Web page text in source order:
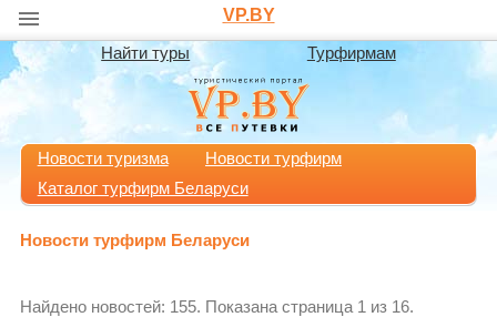
VP.BY
Найти туры Турфирмам
Новости туризма
Новости турфирм
Каталог турфирм Беларуси
Новости турфирм Беларуси
Найдено новостей: 155. Показана страница 1 из 16.